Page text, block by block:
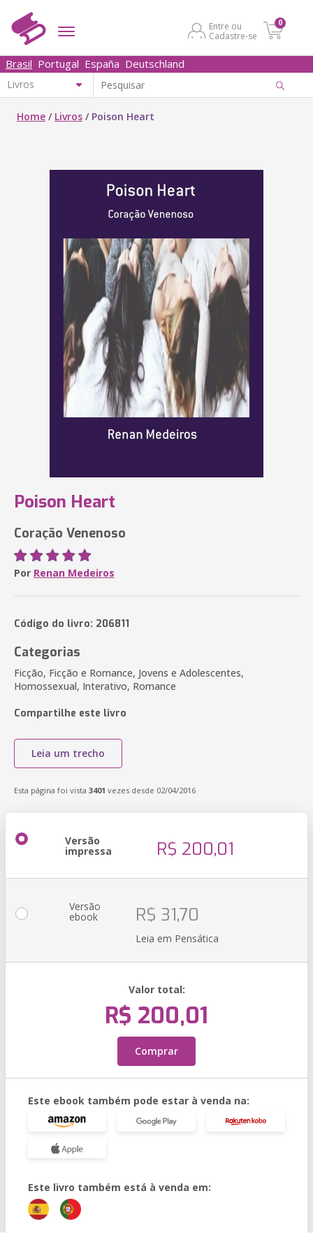
Entre ou
Cadastre-se
0
Brasil Portugal España Deutschland
Home / Livros / Poison Heart
Poison Heart
Coração Venenoso
Por Renan Medeiros
Código do livro: 206811
Categorias
Ficção, Ficção e Romance, Jovens e Adolescentes,
Homossexual, Interativo, Romance
Compartilhe este livro
Leia um trecho
Esta página foi vista 3401 vezes desde 02/04/2016
Versão
impressa R$ 200,01
Versão
ebook R$ 31,70
Leia em Pensática
Valor total:
R$ 200,01
Comprar
Este ebook também pode estar à venda na:
Este livro também está à venda em: